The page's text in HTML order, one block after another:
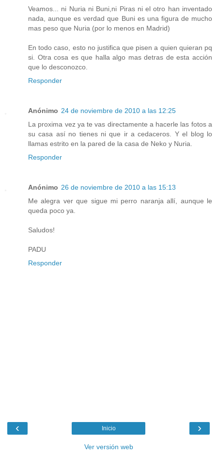
Veamos... ni Nuria ni Buni,ni Piras ni el otro han inventado
nada, aunque es verdad que Buni es una figura de mucho
mas peso que Nuria (por lo menos en Madrid)
En todo caso, esto no justifica que pisen a quien quieran pq
si. Otra cosa es que halla algo mas detras de esta acción
que lo desconozco.
Responder
Anónimo 24 de noviembre de 2010 a las 12:25
La proxima vez ya te vas directamente a hacerle las fotos a
su casa así no tienes ni que ir a cedaceros. Y el blog lo
llamas estrito en la pared de la casa de Neko y Nuria.
Responder
Anónimo 26 de noviembre de 2010 a las 15:13
Me alegra ver que sigue mi perro naranja allí, aunque le
queda poco ya.
Saludos!
PADU
Responder
‹ ›
Inicio
Ver versión web